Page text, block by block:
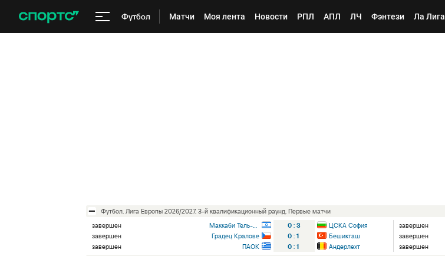
Футбол Матчи Моя лента Новости РПЛ АПЛ ЛЧ Фэнтези Ла Лига
футбол. Лига Европы 2026/2027. 3-й квалификационный раунд. Первые матчи
завершен
Маккаби Тель-Авив 0 : 3 ЦСКА София завершен
завершен
Градец Кралове 0 : 1 Бешикташ завершен
завершен
ПАОК 0 : 1 Андерлехт завершен